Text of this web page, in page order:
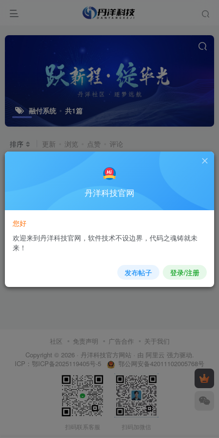
融付系统 共1篇
排序 更新 浏览 点赞 评论
限时优惠开通聚付商户
付费资源 ￥100
社区 免责声明 广告合作
关于我们
Copyright © 2026 · 丹洋科技官方网站 · 由 阿里云 强力驱动.
ICP： 鄂ICP备2025119405号-5 鄂公网安备42011102005768号
扫码联系客服 扫码加微信
丹洋科技官网
您好
欢迎来到丹洋科技官网，软件技术不设边界，代码之魂铸就未
来！
发布帖子 登录/注册